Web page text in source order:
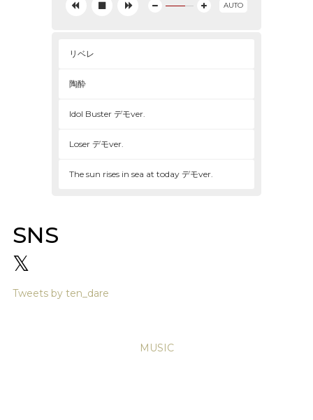

 
 AUTO
リベレ
陶酔
Idol Buster デモver.
Loser デモver.
The sun rises in sea at today デモver.
SNS
𝕏
Tweets by ten_dare
MUSIC